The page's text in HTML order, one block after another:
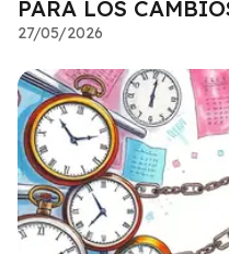
PARA LOS
27/05/2026